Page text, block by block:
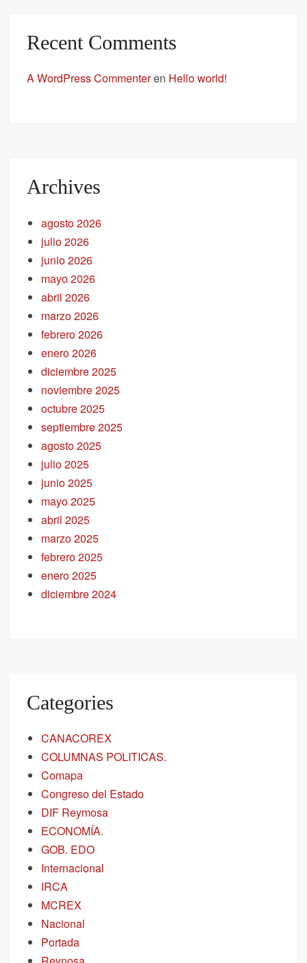
Recent Comments
A WordPress Commenteren Hello world!
Archives
agosto 2026
julio 2026
junio 2026
mayo 2026
abril 2026
marzo 2026
febrero 2026
enero 2026
diciembre 2025
noviembre 2025
octubre 2025
septiembre 2025
agosto 2025
julio 2025
junio 2025
mayo 2025
abril 2025
marzo 2025
febrero 2025
enero 2025
diciembre 2024
Categories
CANACOREX
COLUMNAS POLITICAS.
Comapa
Congreso del Estado
DIF Reymosa
ECONOMÍA.
GOB. EDO
Internacional
IRCA
MCREX
Nacional
Portada